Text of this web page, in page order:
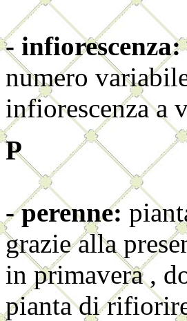
- infiorescenza:
numero
infiorescenza a
P
- perenne:
grazie alla
in primavera ,
pianta di